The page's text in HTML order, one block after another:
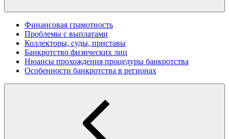
Финансовая грамотность
Проблемы с выплатами
Коллекторы, суды, приставы
Банкротство физических лиц
Нюансы прохождения процедуры банкротства
Особенности банкротства в регионах